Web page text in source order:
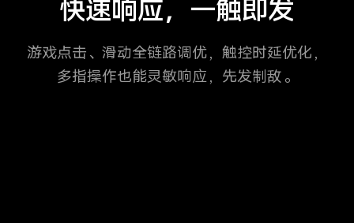
快速响应，一触即发
游戏点击、滑动全链路调优，触控时延优化，
多指操作也能灵敏响应，先发制敌。